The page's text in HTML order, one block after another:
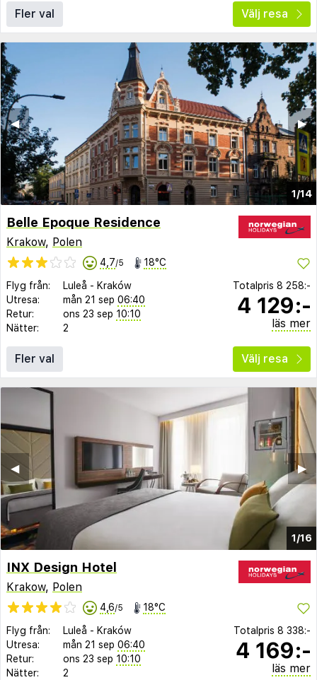
Fler val Välj resa
1/14
▶︎
◀︎
Belle Epoque Residence
Krakow, Polen
4,7/5 18°C
Flyg från: Luleå - Kraków
Utresa:
mån 21 sep 06:40
Retur:
ons 23 sep 10:10
Nätter:
2
Totalpris 8 258:-
4 129:-
läs mer
Fler val Välj resa
1/16
▶︎
◀︎
INX Design Hotel
Krakow, Polen
4,6/5 18°C
Flyg från: Luleå - Kraków
Utresa:
mån 21 sep 06:40
Retur:
ons 23 sep 10:10
Nätter:
2
Totalpris 8 338:-
4 169:-
läs mer